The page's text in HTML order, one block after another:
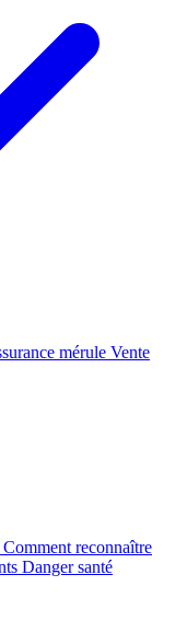
mérule Vente
Comment reconnaître
Danger santé